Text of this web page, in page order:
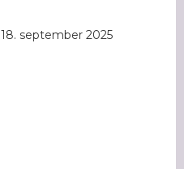
18. september 2025